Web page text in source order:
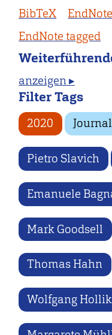
BibTeX
EndNote tagged
anzeigen ▸
Filter Tags
2020
Pietro Slavich
Emanuele
Mark Goodsell
Thomas Hahn
Wolfgang Hollik